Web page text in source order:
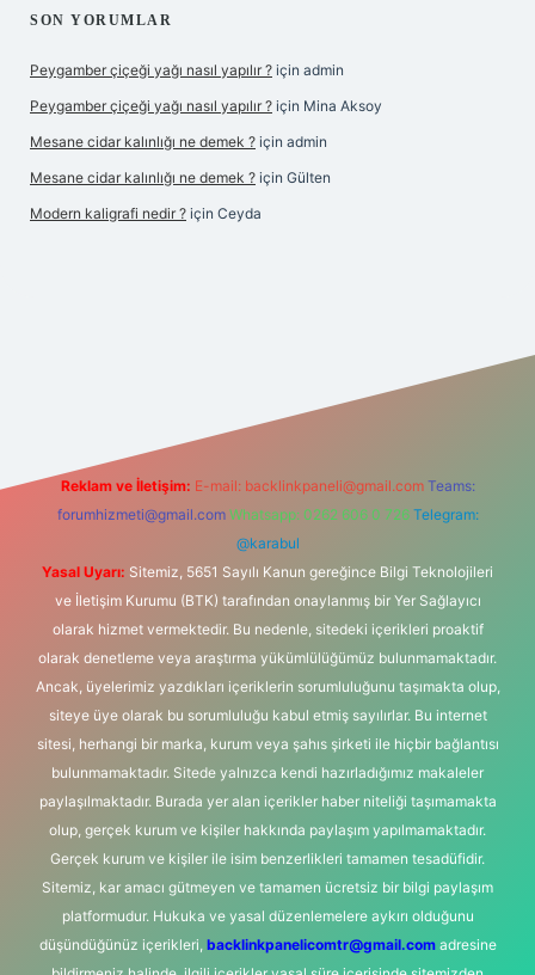
SON YORUMLAR
Peygamber çiçeği yağı nasıl yapılır ? için admin
Peygamber çiçeği yağı nasıl yapılır ? için Mina Aksoy
Mesane cidar kalınlığı ne demek ? için admin
Mesane cidar kalınlığı ne demek ? için Gülten
Modern kaligrafi nedir ? için Ceyda
Reklam ve İletişim: E-mail: backlinkpaneli@gmail.com Teams:
forumhizmeti@gmail.com Whatsapp: 0262 606 0 726 Telegram:
@karabul
Yasal Uyarı: Sitemiz, 5651 Sayılı Kanun gereğince Bilgi Teknolojileri
ve İletişim Kurumu (BTK) tarafından onaylanmış bir Yer Sağlayıcı
olarak hizmet vermektedir. Bu nedenle, sitedeki içerikleri proaktif
olarak denetleme veya araştırma yükümlülüğümüz bulunmamaktadır.
Ancak, üyelerimiz yazdıkları içeriklerin sorumluluğunu taşımakta olup,
siteye üye olarak bu sorumluluğu kabul etmiş sayılırlar. Bu internet
sitesi, herhangi bir marka, kurum veya şahıs şirketi ile hiçbir bağlantısı
bulunmamaktadır. Sitede yalnızca kendi hazırladığımız makaleler
paylaşılmaktadır. Burada yer alan içerikler haber niteliği taşımamakta
olup, gerçek kurum ve kişiler hakkında paylaşım yapılmamaktadır.
Gerçek kurum ve kişiler ile isim benzerlikleri tamamen tesadüfidir.
Sitemiz, kar amacı gütmeyen ve tamamen ücretsiz bir bilgi paylaşım
platformudur. Hukuka ve yasal düzenlemelere aykırı olduğunu
düşündüğünüz içerikleri, backlinkpanelicomtr@gmail.comadresine